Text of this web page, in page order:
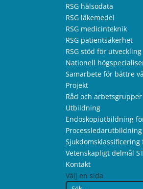
RSG hälsodata
RSG läkemedel
RSG medicinteknik
RSG patientsäkerhet
RSG stöd för utveckling
Nationell
Samarbete för bättre
Projekt
Råd och arbetsgrupper
Utbildning
Endoskopiutbildning
Processledarutbildning
Vetenskapligt delmål
Kontakt
Välj en sida